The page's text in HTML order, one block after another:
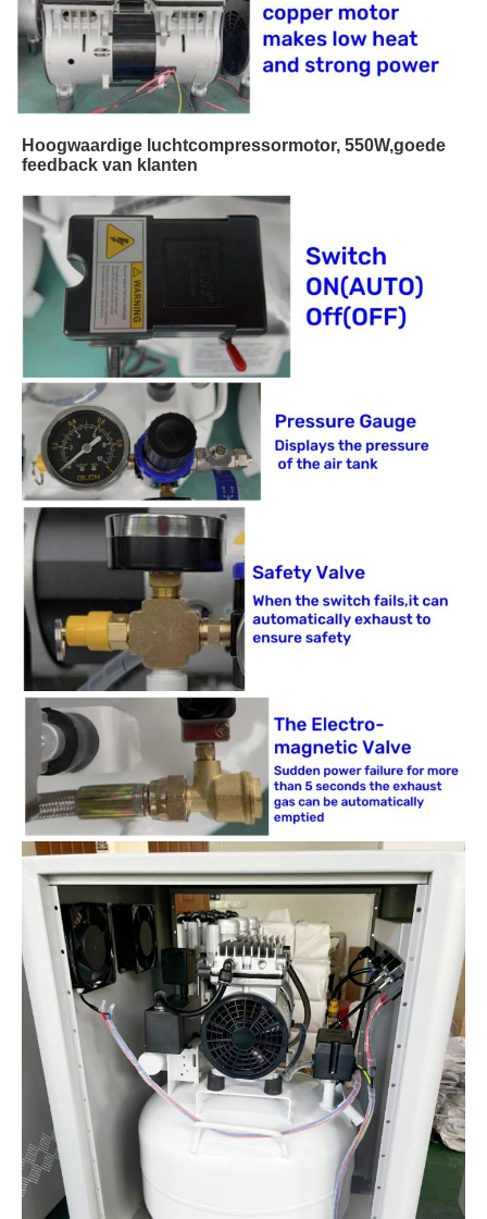
Hoogwaardige luchtcompressormotor, 550W,goede
feedback van klanten